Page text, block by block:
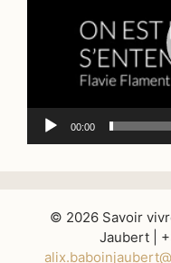
00:00
© 2026 Savoir
Jaubert |